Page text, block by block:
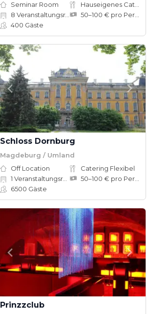
Seminar Room
8 Veranstaltungsräume
400 Gäste
Schloss Dornburg
Magdeburg / Umland
Off Location
Catering Flexibel
1 Veranstaltungsräume
6500 Gäste
Prinzzclub